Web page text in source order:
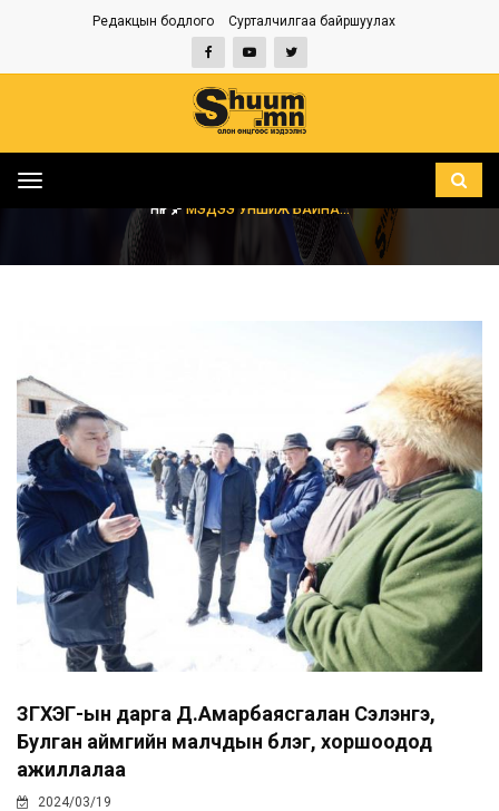
Редакцын бодлого Сурталчилгаа байршуулах
Toggle
НҮҮР МЭДЭЭ УНШИЖ БАЙНА...
ЗГХЭГ-ын дарга Д.Амарбаясгалан Сэлэнгэ,
Булган аймгийн малчдын бүлэг, хоршоодод
ажиллалаа
2024/03/19